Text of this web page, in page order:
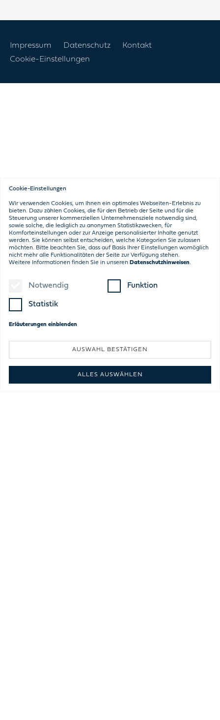
überspringen
Impressum Datenschutz
Kontakt
Cookie-Einstellungen
Cookie-Einstellungen
Wir verwenden Cookies, um Ihnen ein optimales Webseiten-Erlebnis zu
bieten. Dazu zählen Cookies, die für den Betrieb der Seite und für die
Steuerung unserer kommerziellen Unternehmensziele notwendig sind,
sowie solche, die lediglich zu anonymen Statistikzwecken, für
Komforteinstellungen oder zur Anzeige personalisierter Inhalte genutzt
werden. Sie können selbst entscheiden, welche Kategorien Sie zulassen
möchten. Bitte beachten Sie, dass auf Basis Ihrer Einstellungen womöglich
nicht mehr alle Funktionalitäten der Seite zur Verfügung stehen.
Weitere Informationen finden Sie in unseren Datenschutzhinweisen.
Notwendig Funktion
Statistik
Erläuterungen einblenden
AUSWAHL BESTÄTIGEN
ALLES AUSWÄHLEN